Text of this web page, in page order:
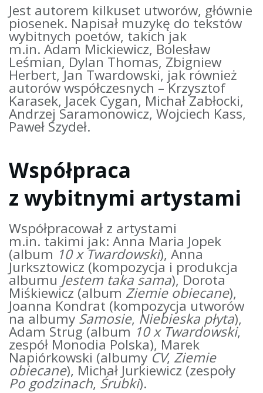
Jest autorem kilkuset utworów, głównie
piosenek. Napisał muzykę do tekstów
wybitnych poetów, takich jak
m.in. Adam Mickiewicz, Bolesław
Leśmian, Dylan Thomas, Zbigniew
Herbert, Jan Twardowski, jak również
autorów współczesnych – Krzysztof
Karasek, Jacek Cygan, Michał Zabłocki,
Andrzej Saramonowicz, Wojciech Kass,
Paweł Szydeł.
Współpraca
z wybitnymi artystami
Współpracował z artystami
m.in. takimi jak: Anna Maria Jopek
(album 10 x Twardowski), Anna
Jurksztowicz (kompozycja i produkcja
albumu Jestem taka sama), Dorota
Miśkiewicz (album Ziemie obiecane),
Joanna Kondrat (kompozycja utworów
na albumy Samosie, Niebieska płyta),
Adam Strug (album 10 x Twardowski,
zespół Monodia Polska), Marek
Napiórkowski (albumyCV, Ziemie
obiecane), Michał Jurkiewicz (zespoły
Po godzinach, Śrubki).